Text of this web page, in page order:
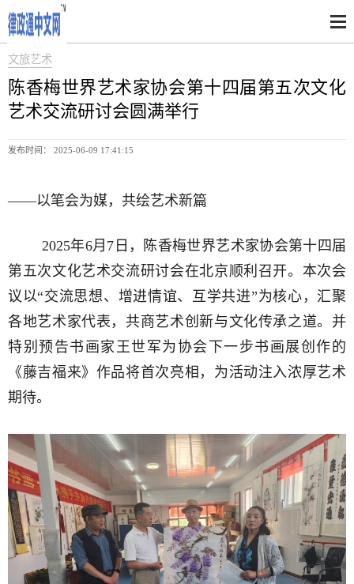
文旅艺术
陈香梅世界艺术家协会第十四届第五次文化
艺术交流研讨会圆满举行
发布时间： 2025-06-09 17:41:15
——以笔会为媒，共绘艺术新篇
2025年6月7日，陈香梅世界艺术家协会第十四届
第五次文化艺术交流研讨会在北京顺利召开。本次会
议以“交流思想、增进情谊、互学共进”为核心，汇聚
各地艺术家代表，共商艺术创新与文化传承之道。并
特别预告书画家王世军为协会下一步书画展创作的
《藤吉福来》作品将首次亮相，为活动注入浓厚艺术
期待。